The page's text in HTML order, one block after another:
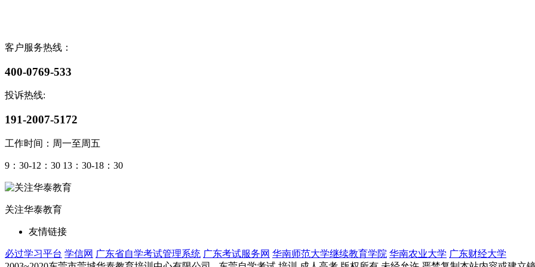
客户服务热线：
400-0769-533
投诉热线:
191-2007-5172
工作时间：周一至周五
9：30-12：30 13：30-18：30
关注华泰教育
友情链接
必过学习平台 学信网 广东省自学考试管理系统 广东考试服务网 华南师范大学继续教育学院 华南农业大学 广东财经大学